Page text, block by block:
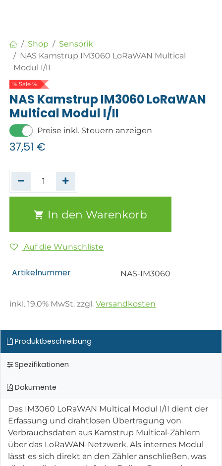
Shop
Sensorik
NAS Kamstrup IM3060 LoRaWAN Multical
Modul I/II
% Sale %
NAS Kamstrup IM3060 LoRaWAN
Multical Modul I/II
Preise inkl. Steuern anzeigen
37,51 €
In den Warenkorb
Auf die Wunschliste
Artikelnummer NAS-IM3060
inkl.19,0% MwSt. zzgl.Versandkosten
Produktbeschreibung
Spezifikationen
Dokumente
Das IM3060 LoRaWAN Multical Modul I/II dient der
Erfassung und drahtlosen Übertragung von
Verbrauchsdaten aus Kamstrup Multical-Zählern
über das LoRaWAN-Netzwerk. Als internes Modul
lässt es sich direkt an den Zähler anschließen, was